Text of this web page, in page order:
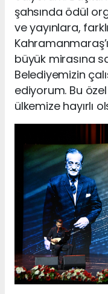
şahsında ödül
ve yayınlara,
büyük mirasına
Belediyemizin
ediyorum. Bu
ülkemize hayırlı